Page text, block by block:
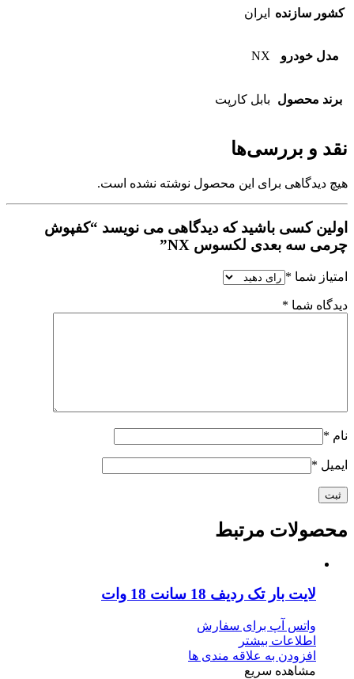
کشور سازنده ایران
مدل خودرو NX
برند محصول بابل کارپت
نقد و بررسی‌ها
هیچ دیدگاهی برای این محصول نوشته نشده است.
اولین کسی باشید که دیدگاهی می نویسد “کفپوش
چرمی سه بعدی لکسوس NX”
امتیاز شما *
دیدگاه شما *
نام *
ایمیل *
محصولات مرتبط
لایت بار تک ردیف 18 سانت 18 وات
واتس آپ برای سفارش
اطلاعات بیشتر
افزودن به علاقه مندی ها
مشاهده سریع